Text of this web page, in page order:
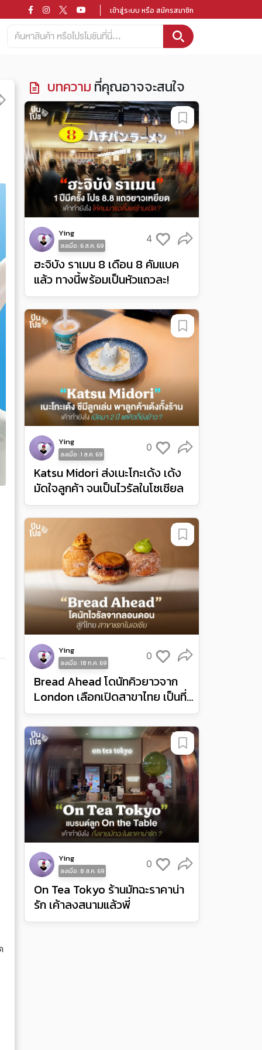
เข้าสู่ระบบ หรือ สมัครสมาชิก
บทความ ที่คุณอาจจะสนใจ
Ying
ลงเมื่อ : 6 ส.ค. 69
ฮะจิบัง ราเมน 8 เดือน 8 คัมแบค
แล้ว ทางนี้พร้อมเป็นหัวแถวละ!
4
Ying
ลงเมื่อ : 1 ส.ค. 69
Katsu Midori ส่งเนะโกะเด้ง เด้ง
มัดใจลูกค้า จนเป็นไวรัลในโซเชียล
0
Ying
ลงเมื่อ : 18 ก.ค. 69
Bread Ahead โดนัทคิวยาวจาก
London เลือกเปิดสาขาไทย เป็นที่
แรกของเอเชีย!
0
Ying
ลงเมื่อ : 8 ส.ค. 69
On Tea Tokyo ร้านมัทฉะราคาน่า
รัก เค้าลงสนามแล้วพี่
0